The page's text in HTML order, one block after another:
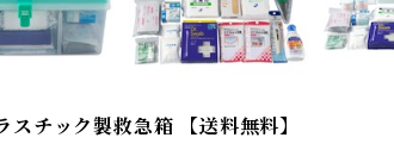
チック製救急箱 【送料無料】